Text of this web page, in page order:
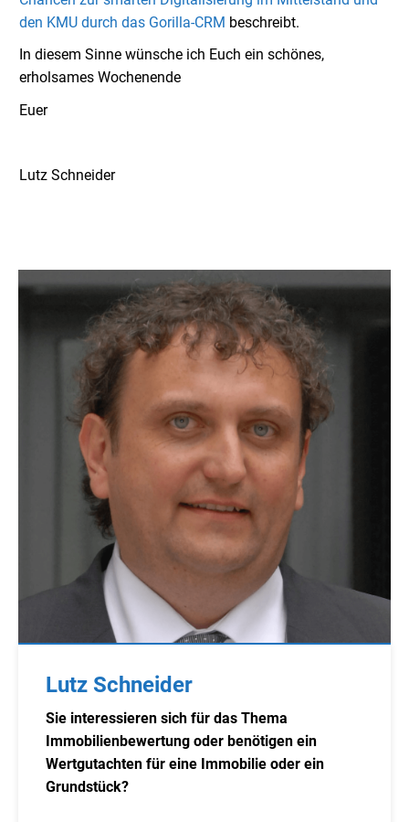
den KMU durch das Gorilla-CRM beschreibt.
In diesem Sinne wünsche ich Euch ein schönes,
erholsames Wochenende
Euer
Lutz Schneider
Lutz Schneider
Sie interessieren sich für das Thema
Immobilienbewertung oder benötigen ein
Wertgutachten für eine Immobilie oder ein
Grundstück?